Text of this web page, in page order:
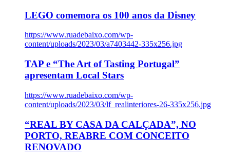
LEGO comemora os 100 anos da Disney
https://www.ruadebaixo.com/wp-
content/uploads/2023/03/a7403442-335x256.jpg
TAP e “The Art of Tasting Portugal”
apresentam Local Stars
https://www.ruadebaixo.com/wp-
content/uploads/2023/03/lf_realinteriores-26-335x256.jpg
“REAL BY CASA DA CALÇADA”, NO
PORTO, REABRE COM CONCEITO
RENOVADO